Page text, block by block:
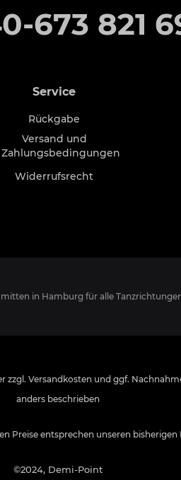
673 821
Service
Rückgabe
Versand und
Zahlungsbedingungen
Widerrufsrecht
in Hamburg für alle
zzgl. Versandkostenund ggf.
anders beschrieben
Preise entsprechen unseren bisherigen
©2024, Demi-Point